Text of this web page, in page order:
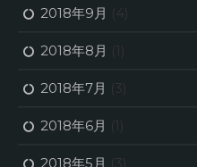
2018年9月 (4)
2018年8月 (1)
2018年7月 (3)
2018年6月 (1)
2018年5月 (3)